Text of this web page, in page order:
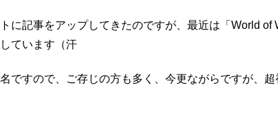
に記事をアップしてきたのですが、最近は「World of
ています（汗
ですので、ご存じの方も多く、今更ながらですが、